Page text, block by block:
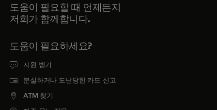
도움이 필요할 때 언제든지
저희가 함께합니다.
도움이 필요하세요?
지원 받기
분실하거나 도난당한 카드 신고
ATM 찾기